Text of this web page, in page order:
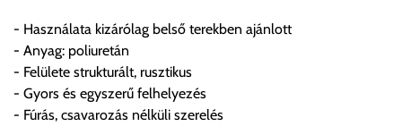
FIGYELEM!!
KERÁMIA TERMÉKEK SZÁLLÍTATÁSA NEM, VAGY CSAK
A MEGRENDELŐ KIFEJEZETT KÉRÉSÉRE ÉS
FELELŐSSÉGÉRE LEHETSÉGES!!
- Használata kizárólag belső terekben ajánlott
- Anyag: poliuretán
- Felülete strukturált, rusztikus
- Gyors és egyszerű felhelyezés
- Fúrás, csavarozás nélküli szerelés